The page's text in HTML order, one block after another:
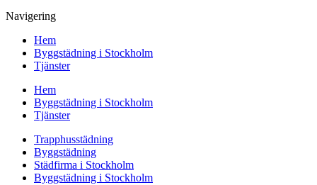
Navigering
Hem
Byggstädning i Stockholm
Tjänster
Hem
Byggstädning i Stockholm
Tjänster
Trapphusstädning
Byggstädning
Städfirma i Stockholm
Byggstädning i Stockholm